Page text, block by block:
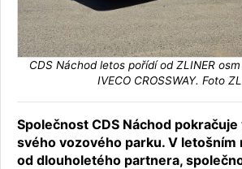
CDS Náchod letos pořídí od ZLINER
IVECO CROSSWAY. Foto
Společnost CDS Náchod
svého vozového parku. V letošním
od dlouholetého partnera,